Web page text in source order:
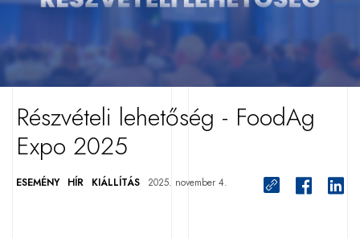
Részvételi lehetőség - FoodAg
Expo 2025
ESEMÉNY HÍR KIÁLLÍTÁS 2025. november 4.